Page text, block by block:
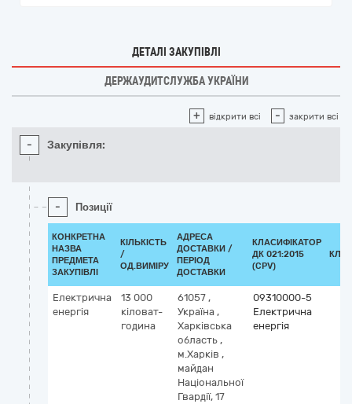
ДЕТАЛІ ЗАКУПІВЛІ
ДЕРЖАУДИТСЛУЖБА УКРАЇНИ
+ відкрити всі - закрити всі
- Закупівля:
- Позиції
КОНКРЕТНА
НАЗВА
ПРЕДМЕТА
ЗАКУПІВЛІ
КІЛЬКІСТЬ
/
ОД.ВИМІРУ
АДРЕСА
ДОСТАВКИ /
ПЕРІОД
ДОСТАВКИ
КЛАСИФІКАТОР
ДК 021:2015
(CPV)
Електрична
енергія
13 000
кіловат-
година
61057 ,
Україна ,
Харківська
область ,
м.Харків ,
майдан
Національної
Гвардії, 17
09310000-5
Електрична
енергія